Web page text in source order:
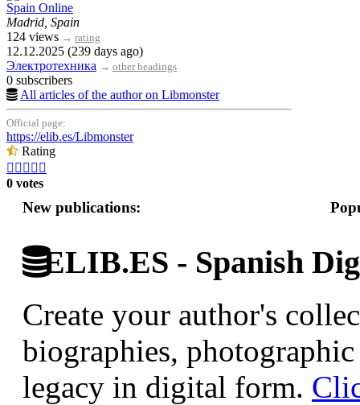
Spain Online
Madrid, Spain
124 views → rating
12.12.2025 (239 days ago)
Электротехника → other headings
0 subscribers
All articles of the author on Libmonster
Official page:
https://elib.es/Libmonster
Rating
    
0 votes
New publications:
ELIB.ES - Spanish
Create your author's
biographies,
legacy in digital form.